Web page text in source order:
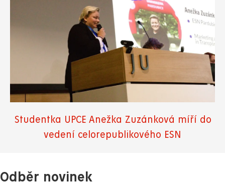
Studentka UPCE Anežka Zuzánková míří do
vedení celorepublikového ESN
Odběr novinek